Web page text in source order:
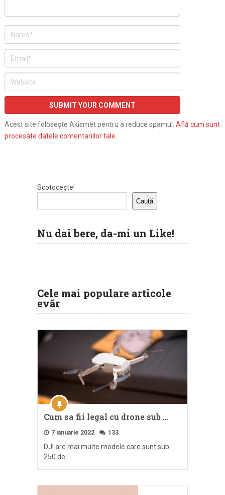
Acest site folosește Akismet pentru a reduce spamul. Află cum sunt
procesate datele comentariilor tale.
Scotocește!
Caută
Nu dai bere, da-mi un Like!
Cele mai populare articole
evăr
Cum sa fii legal cu drone sub …
7 ianuarie 2022 133
DJI are mai multe modele care sunt sub
250 de …